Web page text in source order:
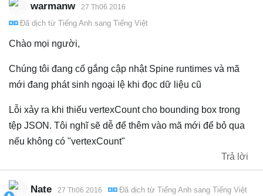
warmanw 27 Th06 2016
Đã dịch từ Tiếng Anh sang Tiếng Việt
Chào mọi người,
Chúng tôi đang cố gắng cập nhật Spine runtimes và mã
mới đang phát sinh ngoại lệ khi đọc dữ liệu cũ
Lỗi xảy ra khi thiếu vertexCount cho bounding box trong
tệp JSON. Tôi nghĩ sẽ dễ để thêm vào mã mới để bỏ qua
nếu không có "vertexCount"
Trả lời
Nate 27 Th06 2016 Đã dịch từ Tiếng Anh sang Tiếng Việt